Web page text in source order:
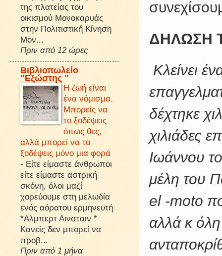
ΔΗΛΩΣΗ
Κλείνει
δέχτηκε
χιλιάδες
Ιωάννου
μέλη του
el -moto
αλλά κ
της πλατείας του
οικισμού Μονοκαρυάς
στην Πολιτιστική Κίνηση
Μον...
Πριν από 12 ώρες
Βιβλιοπωλείο
"Εξώστης "
Η ζωή είναι
ένα νόμισμα.
Μπορείς να
το ξοδέψεις
όπως θες,
αλλά μπορεί να το
ξοδέψεις μόνο μια φορά
- Είτε είμαστε άνθρωποι
είτε είμαστε αστρική
σκόνη, όλοι μαζί
χορεύουμε στη μελωδία
ενός αόρατου ερμηνευτή
*Αλμπερτ Αινσταιν *
Κανείς δεν μπορεί να
προβ...
Πριν από 1 μήνα